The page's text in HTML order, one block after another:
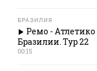
БРАЗИЛИЯ
Ремо -
Бразилии. Тур 22
00:15